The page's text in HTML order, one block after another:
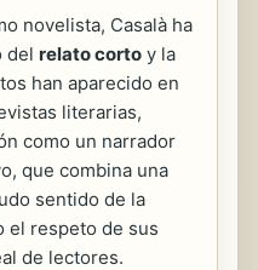
novelista, Casalà ha
del relato corto y la
han aparecido en
literarias,
como un narrador
que combina una
sentido de la
el respeto de sus
de lectores.